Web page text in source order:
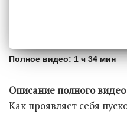
Полное видео: 1 ч 34 мин
Описание полного
Как проявляет себя